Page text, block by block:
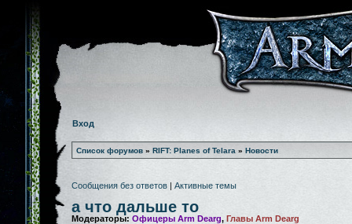
Вход
Список форумов » RIFT: Planes of Telara » Новости
Сообщения без ответов | Активные темы
а что дальше то
Модераторы: Офицеры Arm Dearg, Главы Arm Dearg